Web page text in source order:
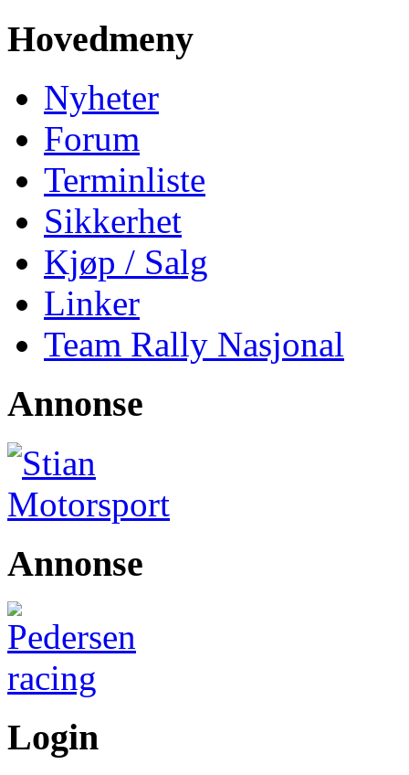
Hovedmeny
Nyheter
Forum
Terminliste
Sikkerhet
Kjøp / Salg
Linker
Team Rally Nasjonal
Annonse
Annonse
Login